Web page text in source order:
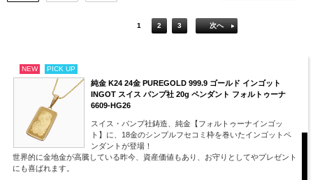
1 2 3 次へ
NEW PICK UP
純金 K24 24金 PUREGOLD 999.9 ゴールド インゴット
INGOT スイス パンプ社 20g ペンダント フォルトゥーナ
6609-HG26
スイス・パンプ社鋳造、純金【フォルトゥーナインゴッ
ト】に、18金のシンプルフセコミ枠を巻いたインゴットペ
ンダントが登場！
世界的に金地金が高騰している昨今、資産価値もあり、お守りとしてやプレゼント
にも喜ばれます。